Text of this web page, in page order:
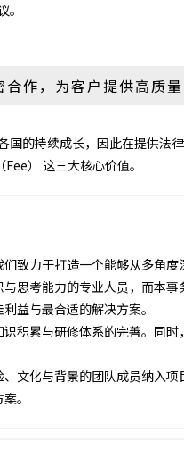
作，为客户提供高质
国的持续成长，因此在提供法
） 这三大核心价值。
致力于打造一个能够从多角度
思考能力的专业人员，而本
益与最合适的解决方案。
识积累与研修体系的完善。同
文化与背景的团队成员纳入
。